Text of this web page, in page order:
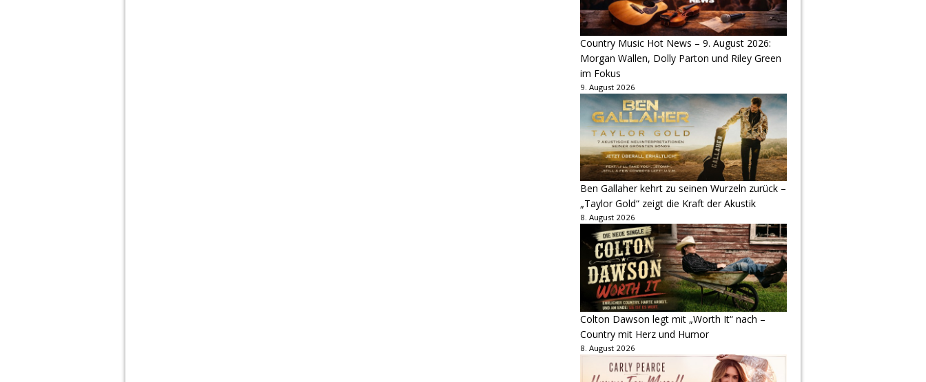
Country Music Hot News – 9. August 2026:
Morgan Wallen, Dolly Parton und Riley Green
im Fokus
9. August 2026
Ben Gallaher kehrt zu seinen Wurzeln zurück –
„Taylor Gold“ zeigt die Kraft der Akustik
8. August 2026
Colton Dawson legt mit „Worth It“ nach –
Country mit Herz und Humor
8. August 2026